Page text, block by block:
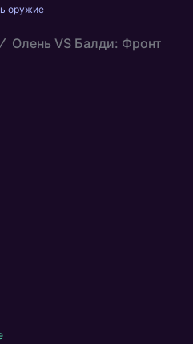
оружие
Олень VS Балди: Фронт